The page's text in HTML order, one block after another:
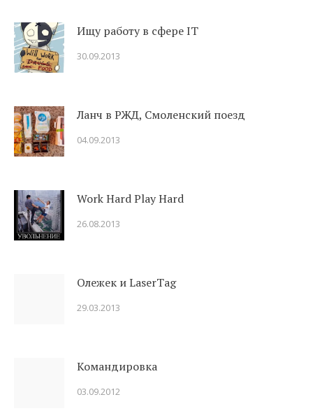
Ищу работу в сфере IT
30.09.2013
Ланч в РЖД, Смоленский поезд
04.09.2013
Work Hard Play Hard
26.08.2013
Олежек и LaserTag
29.03.2013
Командировка
03.09.2012